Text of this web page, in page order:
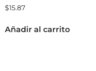
$15.87
Añadir al carrito